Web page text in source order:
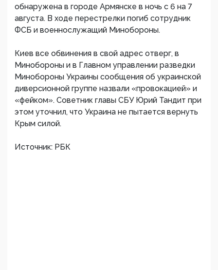
обнаружена в городе Армянске в ночь с 6 на 7
августа. В ходе перестрелки погиб сотрудник
ФСБ и военнослужащий Минобороны.
Киев все обвинения в свой адрес отверг, в
Минобороны и в Главном управлении разведки
Минобороны Украины сообщения об украинской
диверсионной группе назвали «провокацией» и
«фейком». Советник главы СБУ Юрий Тандит при
этом уточнил, что Украина не пытается вернуть
Крым силой.
Источник: РБК